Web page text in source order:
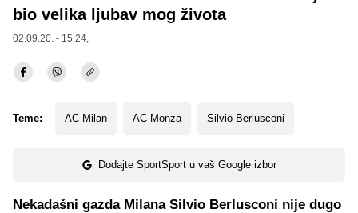
bio velika ljubav mog života
02.09.20. - 15:24,
Teme: AC Milan AC Monza Silvio Berlusconi
Dodajte SportSport u vaš Google izbor
Nekadašni gazda Milana Silvio Berlusconi nije dugo